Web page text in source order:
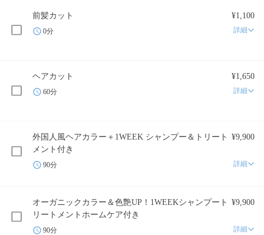
前髪カット ¥1,100
0分 詳細
ヘアカット ¥1,650
60分 詳細
外国人風ヘアカラー＋1WEEK シャンプー＆トリート
メント付き
¥9,900
90分 詳細
オーガニックカラー＆色艶UP！1WEEKシャンプート
リートメントホームケア付き
¥9,900
90分 詳細